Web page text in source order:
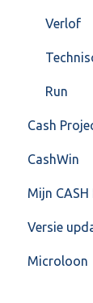
Verlof
Run
Cash
CashWin
Overig
Mijn
Mijn
Versie
Microloon